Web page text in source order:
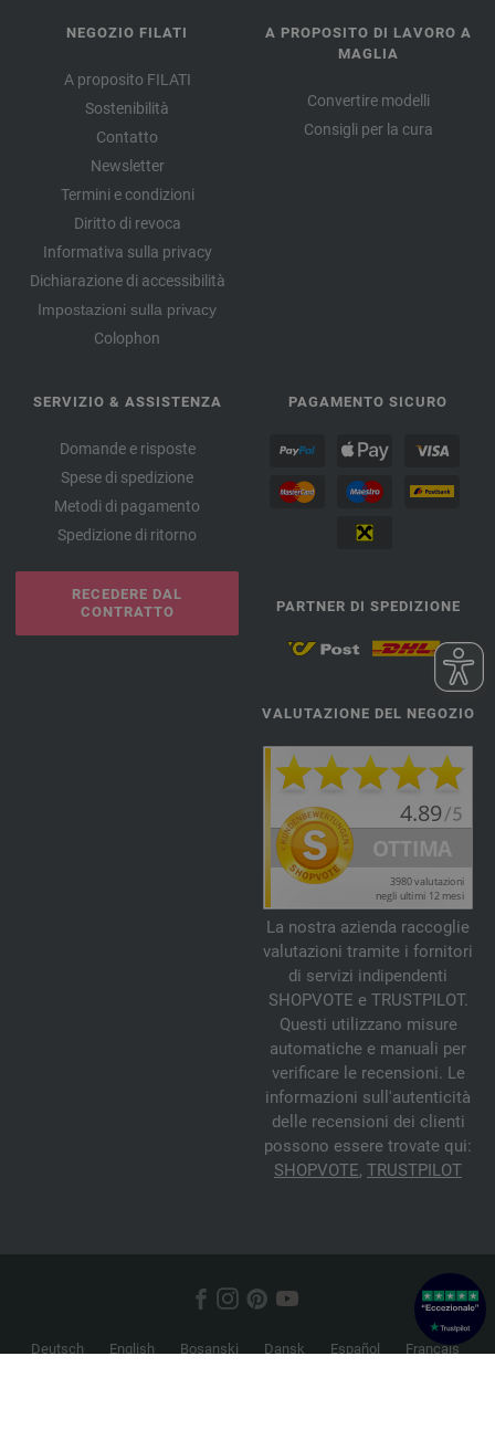
NEGOZIO FILATI
A proposito FILATI
Sostenibilità
Contatto
Newsletter
Termini e condizioni
Diritto di revoca
Informativa sulla privacy
Dichiarazione di accessibilità
Impostazioni sulla privacy
Colophon
A PROPOSITO DI LAVORO A
MAGLIA
Convertire modelli
Consigli per la cura
SERVIZIO & ASSISTENZA
Domande e risposte
Spese di spedizione
Metodi di pagamento
Spedizione di ritorno
RECEDERE DAL
CONTRATTO
PAGAMENTO SICURO
PARTNER DI SPEDIZIONE
VALUTAZIONE DEL NEGOZIO
La nostra azienda raccoglie
valutazioni tramite i fornitori
di servizi indipendenti
SHOPVOTE e TRUSTPILOT.
Questi utilizzano misure
automatiche e manuali per
verificare le recensioni. Le
informazioni sull'autenticità
delle recensioni dei clienti
possono essere trovate qui:
SHOPVOTE, TRUSTPILOT
Deutsch English Bosanski Dansk Español
Français